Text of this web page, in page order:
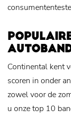
Continental kent
scoren in onder
zowel voor de
u onze top 10